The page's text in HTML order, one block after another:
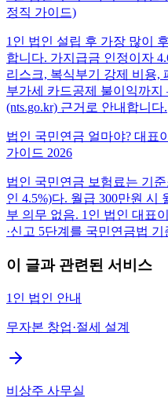
정직 가이드)
1인 법인 설립 후 가장 많이
합니다. 가지급금 인정이자
리스크, 복식부기 강제 비용,
부가세 카드공제 불이익까지
(nts.go.kr) 근거로 안내합니다.
법인 국민연금 얼마야? 대표
가이드 2026
법인 국민연금 보험료는 기
인 4.5%)다. 월급 300만원 시
부 의무 없음. 1인 법인 대표
·신고 5단계를 국민연금법
이 글과 관련된 서비스
1인 법인 안내
무자본 창업·절세 설계
비상주 사무실